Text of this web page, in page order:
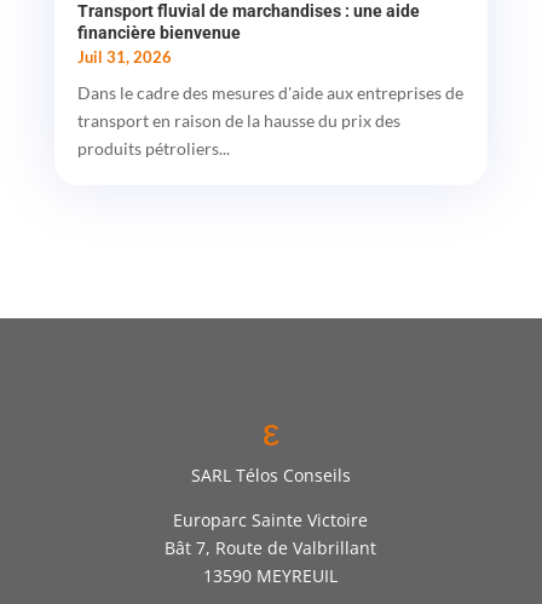
Transport fluvial de marchandises : une aide
financière bienvenue
Juil 31, 2026
Dans le cadre des mesures d'aide aux entreprises de
transport en raison de la hausse du prix des
produits pétroliers...
ε
SARL Télos Conseils
Europarc Sainte Victoire
Bât 7, Route de Valbrillant
13590 MEYREUIL